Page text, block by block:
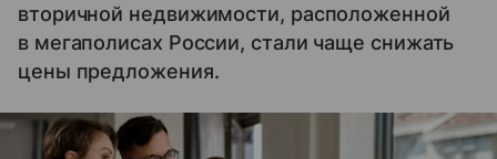
вторичной недвижимости, расположенной
в мегаполисах России, стали чаще снижать
цены предложения.